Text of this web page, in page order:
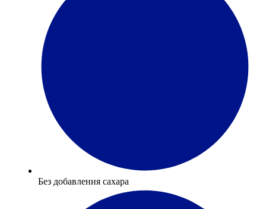
Без добавления сахара